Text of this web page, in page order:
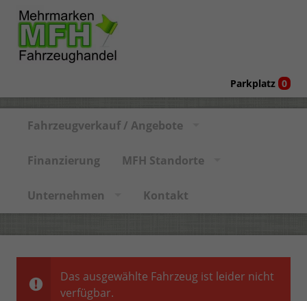
Parkplatz 0
Fahrzeugverkauf / Angebote
Finanzierung MFH Standorte
Unternehmen Kontakt
Das ausgewählte Fahrzeug ist leider nicht
verfügbar.